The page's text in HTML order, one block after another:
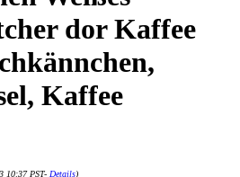
dor Kaffee
Kaffee
10:37 PST- Details)